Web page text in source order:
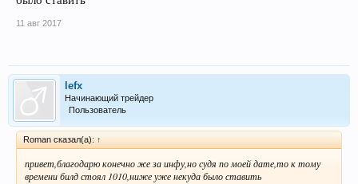
11 авг 2017
lefx
Начинающий трейдер
Пользователь
Roman сказал(а): ↑
привет,благодарю конечно же за инфу,но судя по моей дате,то к тому
времени билд стоял 1010,ниже уже некуда было ставить